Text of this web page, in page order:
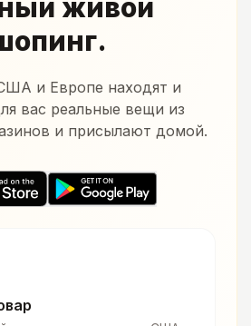
живой
и Европе находят и
вас реальные вещи из
и присылают домой.